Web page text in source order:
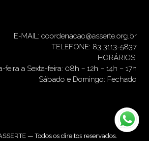
E-MAIL: coordenacao@asserte.org.br
TELEFONE: 83 3113-5837
HORÁRIOS:
feira a Sexta-feira: 08h – 12h – 14h – 17h
Sábado e Domingo: Fechado
— Todos os direitos reservados.